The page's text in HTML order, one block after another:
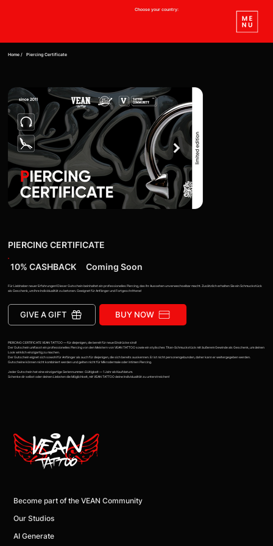
Choose your country:
Home / Piercing Certificate
PIERCING CERTIFICATE
10% CASHBACK Coming Soon
Für Liebhaber neuer Erfahrungen! Dieser Gutschein beinhaltet ein professionelles Piercing, das Ihr Aussehen unverwechselbar macht. Zusätzlich erhalten Sie ein Schmuckstück
als Geschenk, um Ihre Individualität zu betonen. Geeignet für Anfänger und Fortgeschrittene!
GIVE A GIFT BUY NOW
PIERCING CERTIFICATE VEAN TATTOO — für diejenigen, die bereit für neue Eindrücke sind!
Der Gutschein umfasst ein professionelles Piercing von den Meistern von VEAN TATTOO sowie ein stylisches Titan-Schmuckstück mit äußerem Gewinde als Geschenk, um deinen
Look wirklich einzigartig zu machen.
Der Gutschein eignet sich sowohl für Anfänger als auch für diejenigen, die sich bereits auskennen. Er ist nicht personengebunden, daher kann er weitergegeben werden.
Gutscheine können nicht kombiniert werden und gelten nicht für Mikrodermale oder intimen Piercing.
Jeder Gutschein hat eine einzigartige Seriennummer. Gültigkeit — 1 Jahr ab Kaufdatum.
Schenke dir selbst oder deinen Liebsten die Möglichkeit, mit VEAN TATTOO deine Individualität zu unterstreichen!
Become part of the VEAN Community
Our Studios
AI Generate